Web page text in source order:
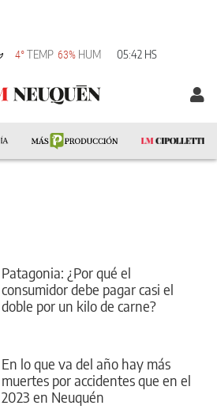
4° TEMP 63% HUM 05:42 HS
Patagonia: ¿Por qué el
consumidor debe pagar casi el
doble por un kilo de carne?
En lo que va del año hay más
muertes por accidentes que en el
2023 en Neuquén